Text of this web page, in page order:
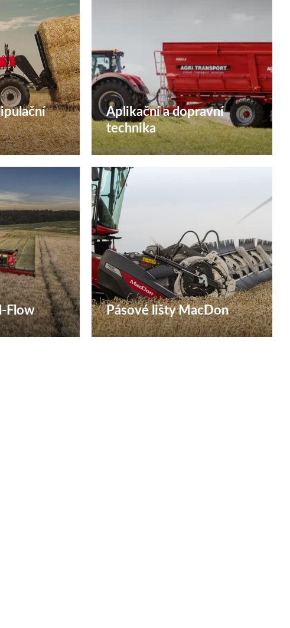
Aplikační a dopravní
technika
Flow Pásové lišty MacDon